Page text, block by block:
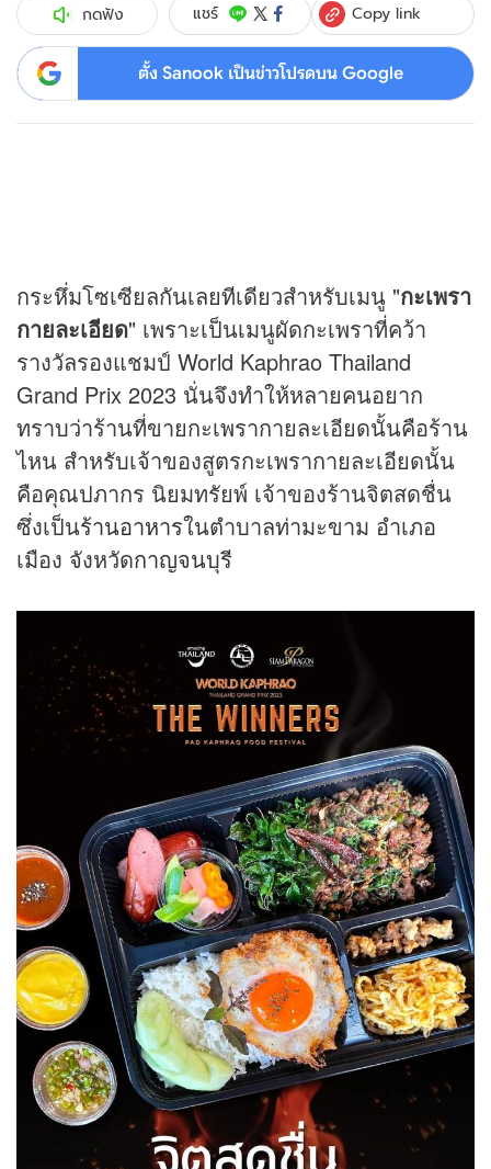
กดฟัง แชร์ Copy link
ตั้ง Sanook เป็นข่าวโปรดบน Google
กระหึ่มโซเซียลกันเลยทีเดียวสำหรับเมนู "กะเพรา
กายละเอียด" เพราะเป็นเมนูผัดกะเพราที่คว้า
รางวัลรองแชมป์ World Kaphrao Thailand
Grand Prix 2023 นั่นจึงทำให้หลายคนอยาก
ทราบว่าร้านที่ขายกะเพรากายละเอียดนั้นคือร้าน
ไหน สำหรับเจ้าของสูตรกะเพรากายละเอียดนั้น
คือคุณปภากร นิยมทรัยพ์ เจ้าของร้านจิตสดชื่น
ซึ่งเป็นร้านอาหารในตำบาลท่ามะขาม อำเภอ
เมือง จังหวัดกาญจนบุรี